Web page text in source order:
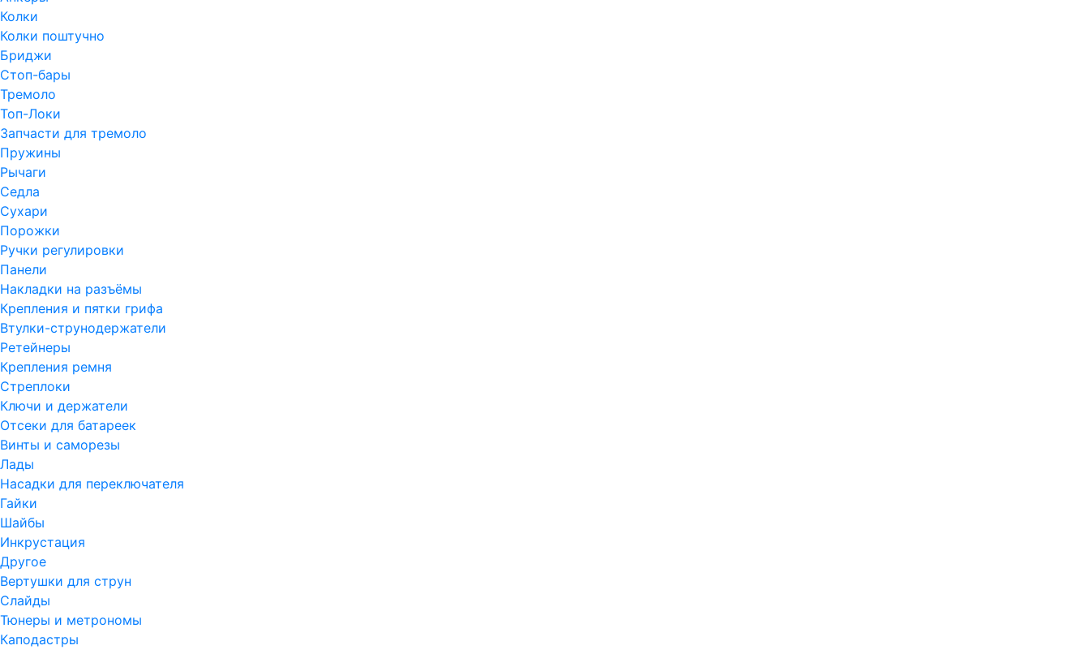
Колки
Колки поштучно
Бриджи
Стоп-бары
Тремоло
Топ-Локи
Запчасти для тремоло
Пружины
Рычаги
Седла
Сухари
Порожки
Ручки регулировки
Панели
Накладки на разъёмы
Крепления и пятки грифа
Втулки-струнодержатели
Ретейнеры
Крепления ремня
Стреплоки
Ключи и держатели
Отсеки для батареек
Винты и саморезы
Лады
Насадки для переключателя
Гайки
Шайбы
Инкрустация
Другое
Вертушки для струн
Слайды
Тюнеры и метрономы
Каподастры